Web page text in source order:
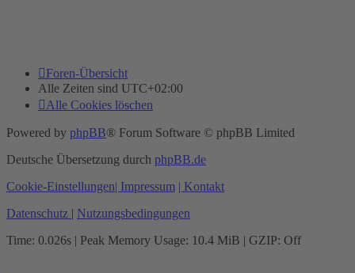
Foren-Übersicht
Alle Zeiten sind UTC+02:00
Alle Cookies löschen
Powered by phpBB® Forum Software © phpBB Limited
Deutsche Übersetzung durch phpBB.de
Cookie-Einstellungen| Impressum | Kontakt
Datenschutz | Nutzungsbedingungen
Time: 0.026s | Peak Memory Usage: 10.4 MiB | GZIP: Off